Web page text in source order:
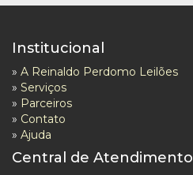
Institucional
» A Reinaldo Perdomo Leilões
» Serviços
» Parceiros
» Contato
» Ajuda
Central de Atendimento